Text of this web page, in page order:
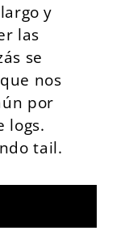
y
las
se
nos
por
logs.
tail.